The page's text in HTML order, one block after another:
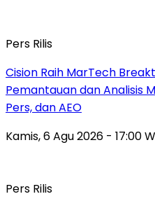
Pers Rilis
Cision Raih MarTech
Pemantauan dan Analisis
Pers, dan AEO
Kamis, 6 Agu 2026 - 17:00
Pers Rilis